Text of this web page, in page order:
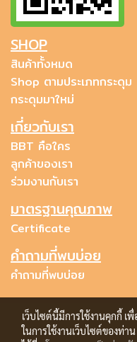
SHOP
สินค้าทั้งหมด
Shop ตามประเภทกระดุม
กระดุมมาใหม่
เกี่ยวกับเรา
BBT คือใคร
ลูกค้าของเรา
ร่วมงานกับเรา
มาตรฐานคุณภาพ
Certificate
คำถามที่พบบ่อย
คำถามที่พบบ่อย
เว็บไซต์นี้มีการใช้งานคุกกี้
ในการใช้งานเว็บไซต์ของท่า